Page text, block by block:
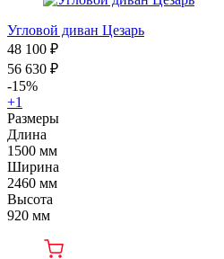
Угловой диван Цезарь
48 100 ₽
56 630 ₽
-15%
+1
Размеры
Длина
1500 мм
Ширина
2460 мм
Высота
920 мм